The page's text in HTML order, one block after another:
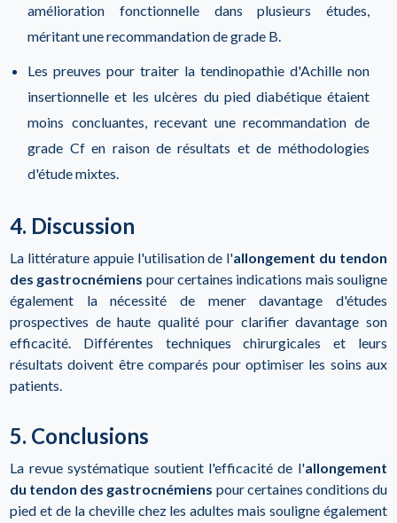
amélioration fonctionnelle dans plusieurs études,
méritant une recommandation de grade B.
Les preuves pour traiter la tendinopathie d'Achille non
insertionnelle et les ulcères du pied diabétique étaient
moins concluantes, recevant une recommandation de
grade Cf en raison de résultats et de méthodologies
d'étude mixtes.
4. Discussion
La littérature appuie l'utilisation de l'allongement du tendon
des gastrocnémiens pour certaines indications mais souligne
également la nécessité de mener davantage d'études
prospectives de haute qualité pour clarifier davantage son
efficacité. Différentes techniques chirurgicales et leurs
résultats doivent être comparés pour optimiser les soins aux
patients.
5. Conclusions
La revue systématique soutient l'efficacité de l'allongement
du tendon des gastrocnémiens pour certaines conditions du
pied et de la cheville chez les adultes mais souligne également